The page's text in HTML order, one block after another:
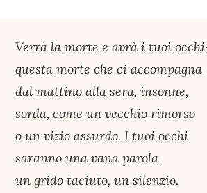
Verrà la morte e avrà i tuoi
questa morte che ci accompagna
dal mattino alla sera, insonne,
sorda, come un vecchio rimorso
o un vizio assurdo. I tuoi occhi
saranno una vana parola
un grido taciuto, un silenzio.